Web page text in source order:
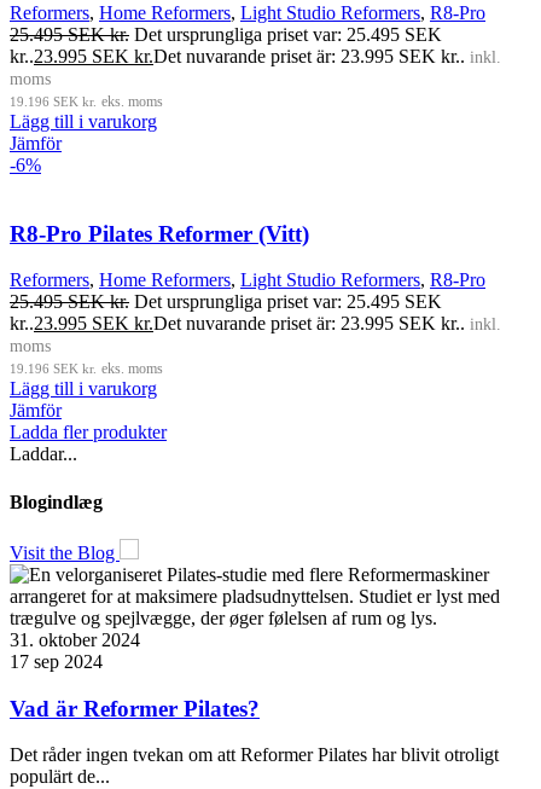
Reformers, Home Reformers, Light Studio Reformers, R8-Pro
25.495SEK kr. Det ursprungliga priset var: 25.495 SEK
kr..23.995 SEK kr.Det nuvarande priset är: 23.995 SEK kr.. inkl.
moms
19.196 SEK kr. eks. moms
Lägg till i varukorg
Jämför
-6%
R8-Pro Pilates Reformer (Vitt)
Reformers, Home Reformers, Light Studio Reformers, R8-Pro
25.495SEK kr. Det ursprungliga priset var: 25.495 SEK
kr..23.995 SEK kr.Det nuvarande priset är: 23.995 SEK kr.. inkl.
moms
19.196 SEK kr. eks. moms
Lägg till i varukorg
Jämför
Ladda fler produkter
Laddar...
Blogindlæg
Visit the Blog
31. oktober 2024
17 sep 2024
Vad är Reformer Pilates?
Det råder ingen tvekan om att Reformer Pilates har blivit otroligt
populärt de...